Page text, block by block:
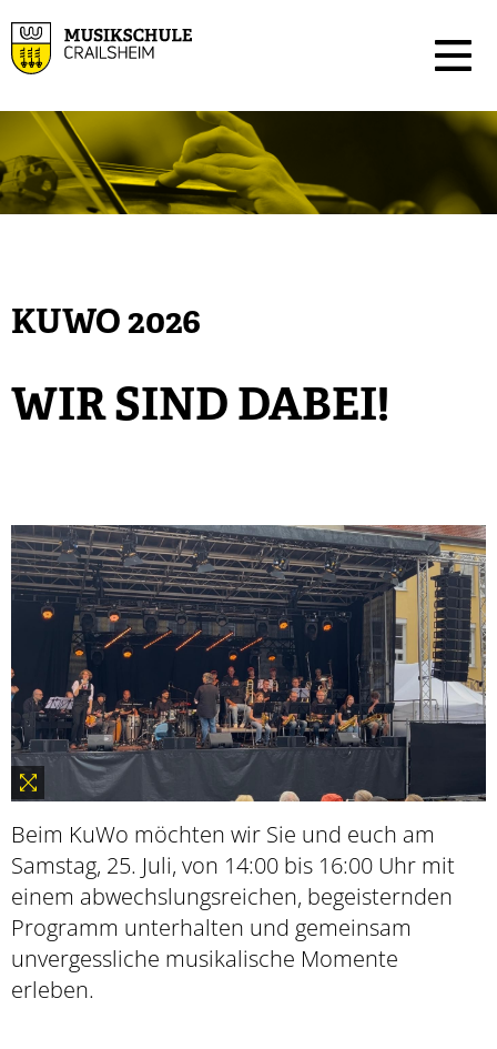
KUWO 2026
WIR SIND DABEI!
Beim KuWo möchten wir Sie und euch am
Samstag, 25. Juli, von 14:00 bis 16:00 Uhr mit
einem abwechslungsreichen, begeisternden
Programm unterhalten und gemeinsam
unvergessliche musikalische Momente
erleben.